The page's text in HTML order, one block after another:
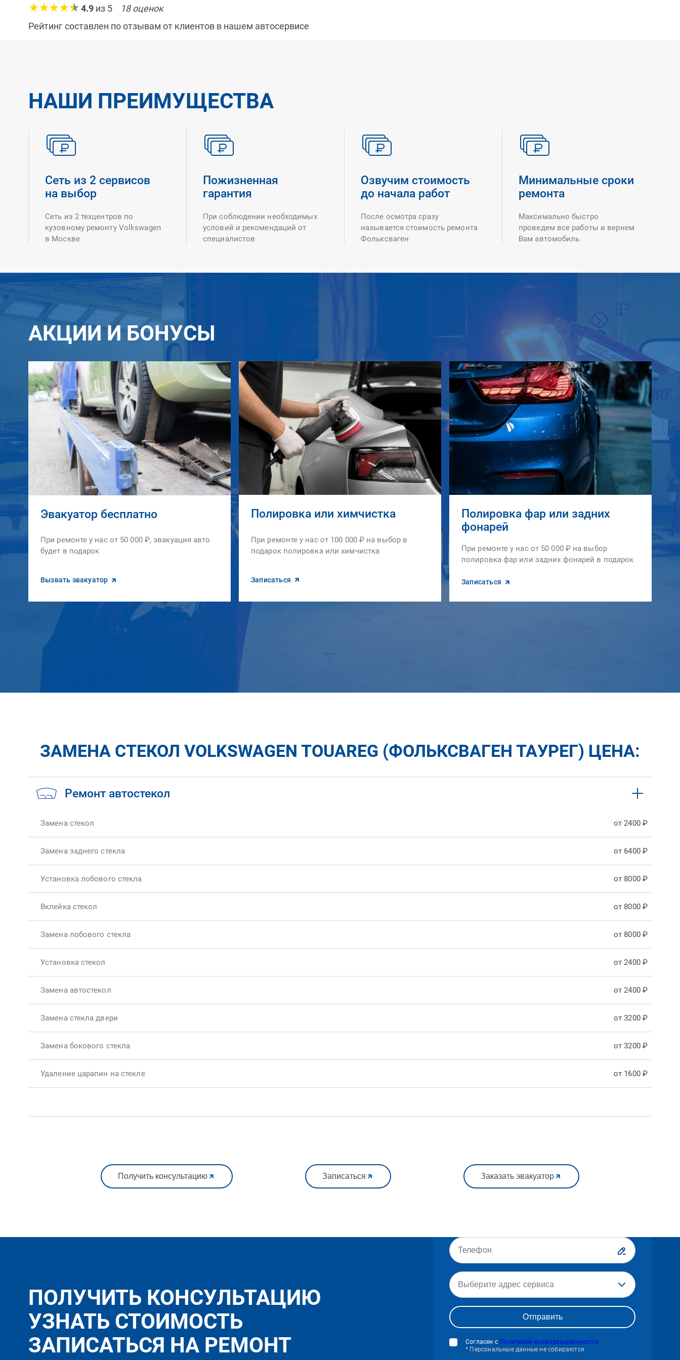
4.9 из 5 18оценок
Рейтинг составлен по отзывам от клиентов в нашем автосервисе
НАШИ ПРЕИМУЩЕСТВА
Сеть из 2 сервисов
на выбор
Сеть из 2 техцентров по
кузовному ремонту Volkswagen
в Москве
Пожизненная
гарантия
При соблюдении необходимых
условий и рекомендаций от
специалистов
Озвучим стоимость
до начала работ
После осмотра сразу
называется стоимость ремонта
Фольксваген
Минимальные сроки
ремонта
Максимально быстро
проведем все работы и вернем
Вам автомобиль
АКЦИИ И БОНУСЫ
Эвакуатор бесплатно
При ремонте у нас от 50 000 ₽, эвакуация авто
будет в подарок
Вызвать эвакуатор
Полировка или химчистка
При ремонте у нас от 100 000 ₽ на выбор в
подарок полировка или химчистка
Записаться
Полировка фар или задних
фонарей
При ремонте у нас от 50 000 ₽ на выбор
полировка фар или задних фонарей в подарок
Записаться
ЗАМЕНА СТЕКОЛ VOLKSWAGEN TOUAREG (ФОЛЬКСВАГЕН ТАУРЕГ) ЦЕНА:
Ремонт автостекол
Замена стекол от 2400 ₽
Замена заднего стекла от 6400 ₽
Установка лобового стекла от 8000 ₽
Вклейка стекол от 8000 ₽
Замена лобового стекла от 8000 ₽
Установка стекол от 2400 ₽
Замена автостекол от 2400 ₽
Замена стекла двери от 3200 ₽
Замена бокового стекла от 3200 ₽
Удаление царапин на стекле от 1600 ₽
Получить консультацию Записаться Заказать эвакуатор
ПОЛУЧИТЬ КОНСУЛЬТАЦИЮ
УЗНАТЬ СТОИМОСТЬ
ЗАПИСАТЬСЯ НА РЕМОНТ
Выберите адрес сервиса
Согласен с Политикой конфиденциальности
* Персональные данные не собираются